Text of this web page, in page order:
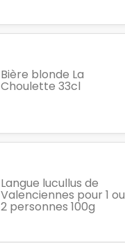
Bière blonde La
Choulette 33cl
Langue lucullus de
Valenciennes pour 1 ou
2 personnes 100g